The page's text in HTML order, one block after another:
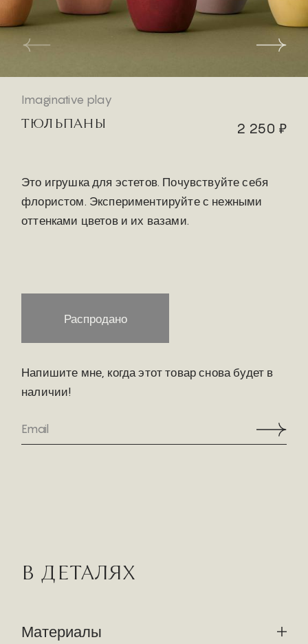
Imaginative play
ТЮЛЬПАНЫ 2 250 ₽
Это игрушка для эстетов. Почувствуйте себя
флористом. Экспериментируйте с нежными
оттенками цветов и их вазами.
Распродано
Напишите мне, когда этот товар снова будет в
наличии!
В ДЕТАЛЯХ
Материалы